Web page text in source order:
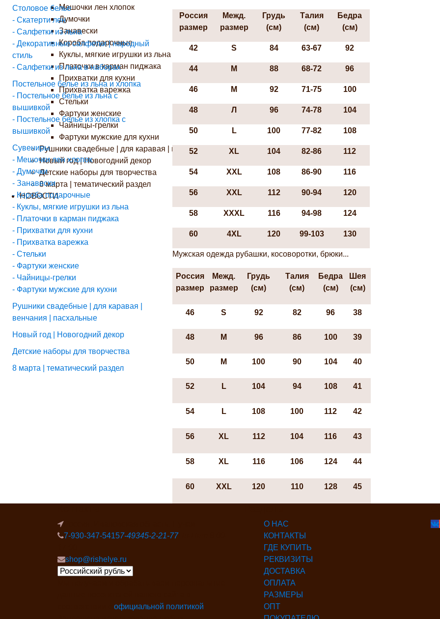
Мешочки лен хлопок
Думочки
Занавески
Короба подарочные
Куклы, мягкие игрушки из льна
Платочки в карман пиджака
Прихватки для кухни
Прихватка варежка
Стельки
Фартуки женские
Чайницы-грелки
Фартуки мужские для кухни
Рушники свадебные | для каравая | венчания | пасхальные
Новый год | Новогодний декор
Детские наборы для творчества
8 марта | тематический раздел
НОВОСТИ
Столовое белье
- Скатерти лен
- Салфетки из льна
- Декоративные салфетки | народный
стиль
- Салфетки из льна в наборах
Постельное белье из льна и хлопка
- Постельное белье из льна с
вышивкой
- Постельное белье из хлопка с
вышивкой
Сувениры
- Мешочки лен хлопок
- Думочки
- Занавески
- Короба подарочные
- Куклы, мягкие игрушки из льна
- Платочки в карман пиджака
- Прихватки для кухни
- Прихватка варежка
- Стельки
- Фартуки женские
- Чайницы-грелки
- Фартуки мужские для кухни
Рушники свадебные | для каравая |
венчания | пасхальные
Новый год | Новогодний декор
Детские наборы для творчества
8 марта | тематический раздел
Россия
размер
Межд.
размер
Грудь
(см)
Талия
(см)
Бедра
(см)
42 S 84 63-67 92
44 М 88 68-72 96
46 М 92 71-75 100
48 Л 96 74-78 104
50 L 100 77-82 108
52 ХL 104 82-86 112
54 XXL 108 86-90 116
56 XXL 112 90-94 120
58 XXXL 116 94-98 124
60 4XL 120 99-103 130
Мужская одежда рубашки, косоворотки, брюки...
Россия
размер
Межд.
размер
Грудь
(см)
Талия
(см)
Бедра
(см)
Шея
(см)
46 S 92 82 96 38
48 М 96 86 100 39
50 М 100 90 104 40
52 L 104 94 108 41
54 L 108 100 112 42
56 ХL 112 104 116 43
58 ХL 116 106 124 44
60 XXL 120 110 128 45
7-930-347-54157-49345-2-21-77Пн-Пят 8:00-
shop@rishelye.ru
официальной политикой
О НАС
КОНТАКТЫ
ГДЕ КУПИТЬ
РЕКВИЗИТЫ
ДОСТАВКА
ОПЛАТА
РАЗМЕРЫ
ОПТ